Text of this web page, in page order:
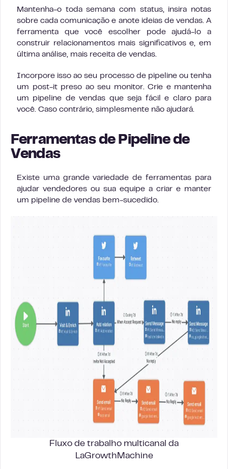
Mantenha-o toda semana com status, insira notas
sobre cada comunicação e anote ideias de vendas. A
ferramenta que você escolher pode ajudá-lo a
construir relacionamentos mais significativos e, em
última análise, mais receita de vendas.
Incorpore isso ao seu processo de pipeline ou tenha
um post-it preso ao seu monitor. Crie e mantenha
um pipeline de vendas que seja fácil e claro para
você. Caso contrário, simplesmente não ajudará.
Ferramentas de Pipeline de
Vendas
Existe uma grande variedade de ferramentas para
ajudar vendedores ou sua equipe a criar e manter
um pipeline de vendas bem-sucedido.
Fluxo de trabalho multicanal da
LaGrowthMachine